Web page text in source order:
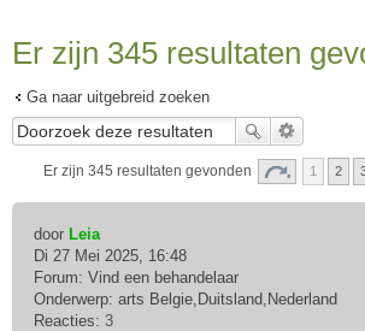
Er zijn 345 resultaten
Ga naar uitgebreid zoeken
Er zijn 345 resultaten gevonden 1 2
door Leia
Di 27 Mei 2025, 16:48
Forum: Vind een behandelaar
Onderwerp: arts Belgie,Duitsland,Nederland
Reacties: 3